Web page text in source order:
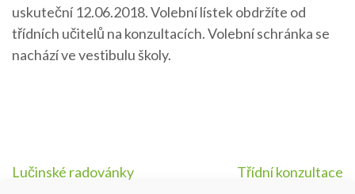
uskuteční 12.06.2018. Volební lístek obdržíte od
třídních učitelů na konzultacích. Volební schránka se
nachází ve vestibulu školy.
Navigace
Lučinské radovánky Třídní konzultace